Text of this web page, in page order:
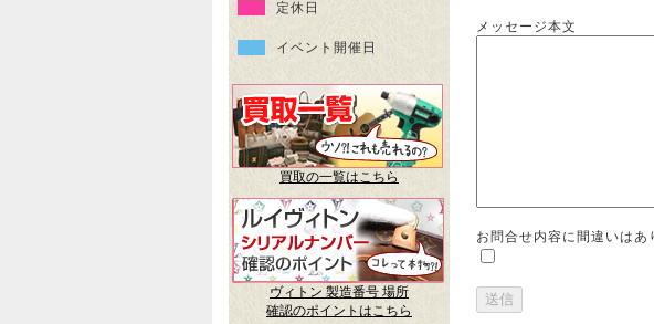
メッセージ本文
お問合せ内容に間違いはあ
定休日
イベント開催日
買取の一覧はこちら
ヴィトン 製造番号 場所
確認のポイントはこちら